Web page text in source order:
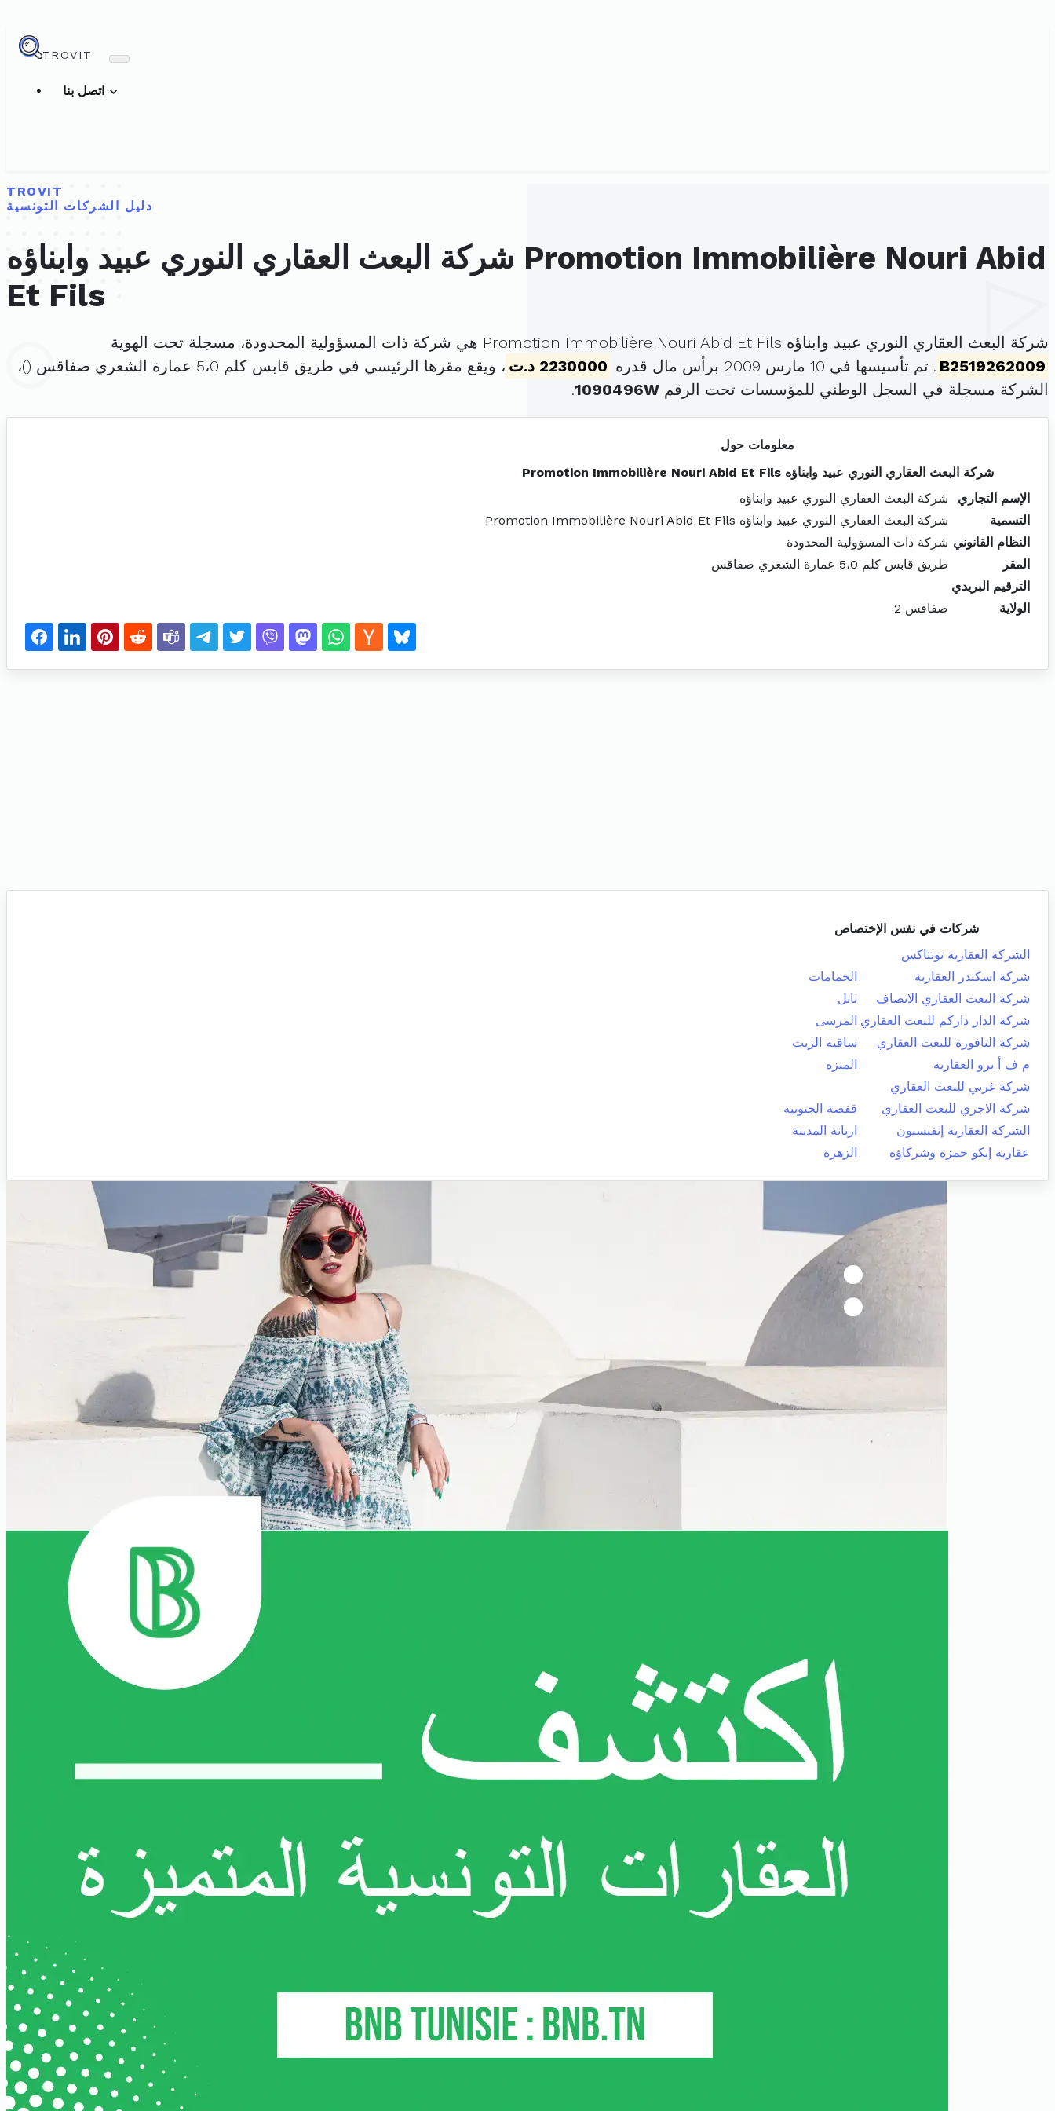
TROVIT
TROVIT
دليل الشركات التونسية
شركة البعث العقاري النوري عبيد وابناؤه Promotion Immobilière Nouri Abid
Et Fils
شركة البعث العقاري النوري عبيد وابناؤه Promotion Immobilière Nouri Abid Et Fils هي شركة ذات المسؤولية المحدودة، مسجلة تحت الهوية
B2519262009 . تم تأسيسها في 10 مارس 2009 برأس مال قدره 2230000 د.ت ، ويقع مقرها الرئيسي في طريق قابس كلم 5،0 عمارة الشعري صفاقس (
)،
الشركة مسجلة في السجل الوطني للمؤسسات تحت الرقم 1090496W
.
معلومات حول
شركة البعث العقاري النوري عبيد وابناؤه Promotion Immobilière Nouri Abid Et Fils
الإسم التجاري
شركة البعث العقاري النوري عبيد وابناؤه
التسمية
شركة البعث العقاري النوري عبيد وابناؤه Promotion Immobilière Nouri Abid Et Fils
النظام القانوني شركة ذات المسؤولية المحدودة
المقر
طريق قابس كلم 5،0 عمارة الشعري صفاقس
الترقيم البريدي
الولاية
صفاقس 2
شركات في نفس الإختصاص
الشركة العقارية تونتاكس
شركة اسكندر العقارية
الحمامات
شركة البعث العقاري الانصاف
نابل
شركة الدار داركم للبعث العقاري المرسى
شركة النافورة للبعث العقاري
ساقية الزيت
م ف أ برو العقارية
المنزه
شركة غربي للبعث العقاري
شركة الاجري للبعث العقاري
قفصة الجنوبية
الشركة العقارية إنفيسيون
اريانة المدينة
عقارية إيكو حمزة وشركاؤه
الزهرة